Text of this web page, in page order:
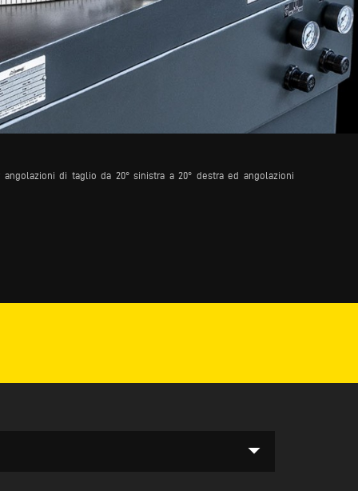
di taglio da 20° sinistra a 20° destra ed angolazioni
arrow_drop_down